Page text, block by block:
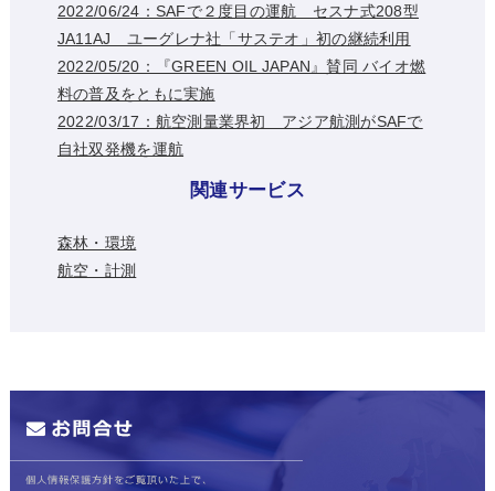
2022/06/24：SAFで２度目の運航 セスナ式208型
JA11AJ ユーグレナ社「サステオ」初の継続利用
2022/05/20：『GREEN OIL JAPAN』賛同 バイオ燃
料の普及をともに実施
2022/03/17：航空測量業界初 アジア航測がSAFで
自社双発機を運航
関連サービス
森林・環境
航空・計測